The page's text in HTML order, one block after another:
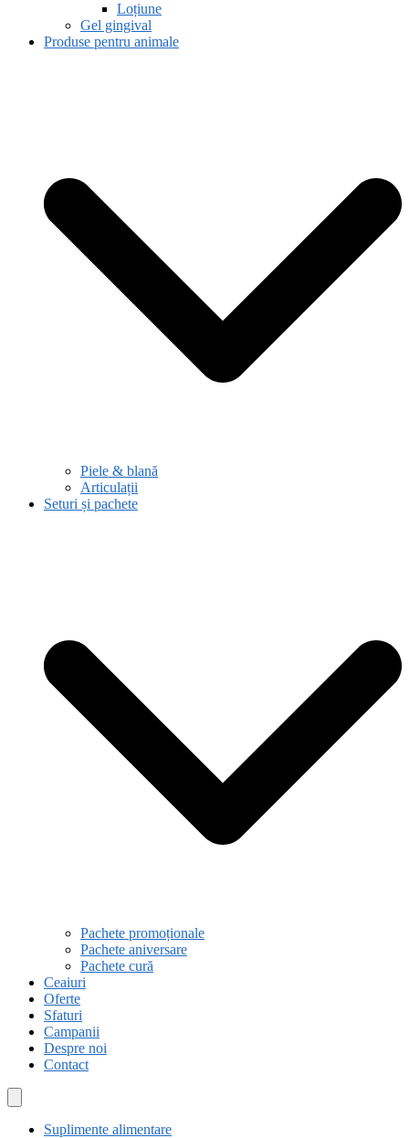
Loțiune
Gel gingival
Produse pentru animale
Piele & blană
Articulații
Seturi și pachete
Pachete promoționale
Pachete aniversare
Pachete cură
Ceaiuri
Oferte
Sfaturi
Campanii
Despre noi
Contact
Suplimente alimentare